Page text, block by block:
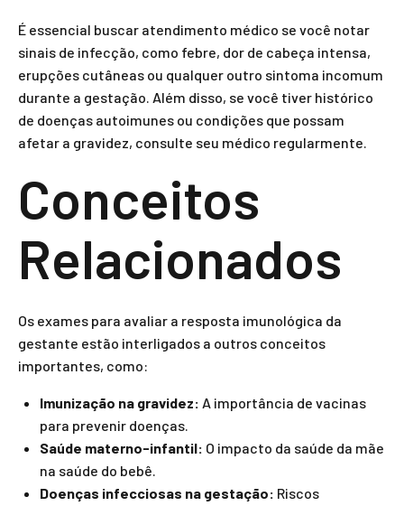
É essencial buscar atendimento médico se você notar
sinais de infecção, como febre, dor de cabeça intensa,
erupções cutâneas ou qualquer outro sintoma incomum
durante a gestação. Além disso, se você tiver histórico
de doenças autoimunes ou condições que possam
afetar a gravidez, consulte seu médico regularmente.
Conceitos
Relacionados
Os exames para avaliar a resposta imunológica da
gestante estão interligados a outros conceitos
importantes, como:
Imunização na gravidez: A importância de vacinas
para prevenir doenças.
Saúde materno-infantil: O impacto da saúde da mãe
na saúde do bebê.
Doenças infecciosas na gestação: Riscos